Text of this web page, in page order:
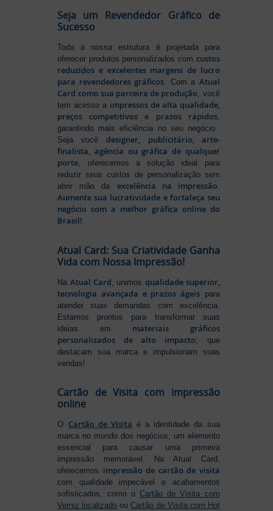
Seja um Revendedor Gráfico de
Sucesso
Toda a nossa estrutura é projetada para
oferecer produtos personalizados com custos
reduzidos e excelentes margens de lucro
para revendedores gráficos. Com a Atual
Card como sua parceira de produção, você
tem acesso a impressos de alta qualidade,
preços competitivos e prazos rápidos,
garantindo mais eficiência no seu negócio.
Seja vocêdesigner, publicitário, arte-
finalista, agência ou gráfica de qualquer
porte, oferecemos a solução ideal para
reduzir seus custos de personalização sem
abrir mão da excelência na impressão.
Aumente sua lucratividade e fortaleça seu
negócio com a melhor gráfica online do
Brasil!
Atual Card: Sua Criatividade Ganha
Vida com Nossa Impressão!
Na Atual Card , unimos qualidade superior,
tecnologia avançada e prazos ágeispara
atender suas demandas com excelência.
Estamos prontos para transformar suas
ideias em materiais gráficos
personalizados de alto impacto , que
destacam sua marca e impulsionam suas
vendas!
Cartão de Visita com impressão
online
O Cartão de Visita é a identidade da sua
marca no mundo dos negócios, um elemento
essencial para causar uma primeira
impressão memorável. Na Atual Card,
oferecemos impressão de cartão de visita
com qualidade impecável e acabamentos
sofisticados, como o Cartão de Visita com
Verniz localizado ouCartão de Visita com Hot